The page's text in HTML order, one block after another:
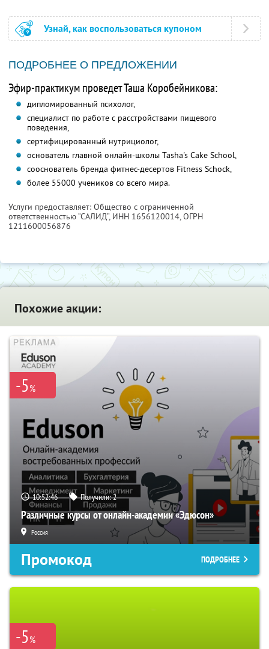
Узнай, как воспользоваться купоном
ПОДРОБНЕЕ О ПРЕДЛОЖЕНИИ
Эфир-практикум проведет Таша Коробейникова:
дипломированный психолог,
специалист по работе с расстройствами пищевого
поведения,
сертифицированный нутрициолог,
основатель главной онлайн-школы Tasha's Cake School,
сооснователь бренда фитнес-десертов Fitness Schock,
более 55000 учеников со всего мира.
Услуги предоставляет: Общество с ограниченной
ответственностью “САЛИД”, ИНН 1656120014, ОГРН
1211600056876
Похожие акции:
-5%
10:52:46 Получили:2
Различные курсы от онлайн-академии «Эдюсон»
Россия
Промокод ПОДРОБНЕЕ
-5%